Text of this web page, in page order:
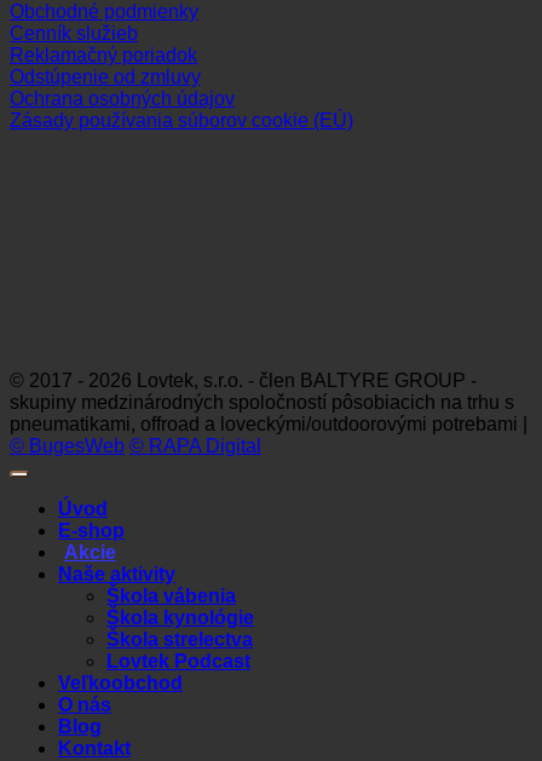
Obchodné podmienky
Cenník služieb
Reklamačný poriadok
Odstúpenie od zmluvy
Ochrana osobných údajov
Zásady používania súborov cookie (EÚ)
© 2017 - 2026 Lovtek, s.r.o. - člen BALTYRE GROUP -
skupiny medzinárodných spoločností pôsobiacich na trhu s
pneumatikami, offroad a loveckými/outdoorovými potrebami |
© BugesWeb © RAPA Digital
Úvod
E-shop
Akcie
Naše aktivity
Škola vábenia
Škola kynológie
Škola strelectva
Lovtek Podcast
Veľkoobchod
O nás
Blog
Kontakt